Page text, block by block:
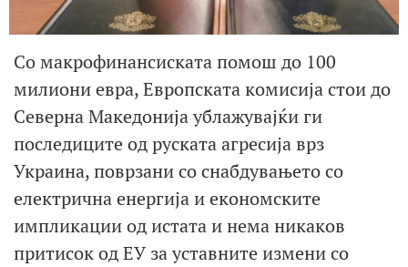
Со макрофинансиската помош до 100
милиони евра, Европската комисија стои до
Северна Македонија ублажувајќи ги
последиците од руската агресија врз
Украина, поврзани со снабдувањето со
електрична енергија и економските
импликации од истата и нема никаков
притисок од ЕУ за уставните измени со